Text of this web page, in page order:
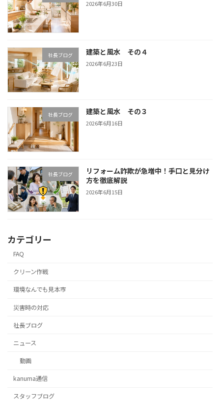
2026年6月30日
社長ブログ 建築と風水 その４
2026年6月23日
社長ブログ 建築と風水 その３
2026年6月16日
社長ブログ
リフォーム詐欺が急増中！手口と見分け
方を徹底解説
2026年6月15日
カテゴリー
FAQ
クリーン作戦
環境なんでも見本市
災害時の対応
社長ブログ
ニュース
動画
kanuma通信
スタッフブログ